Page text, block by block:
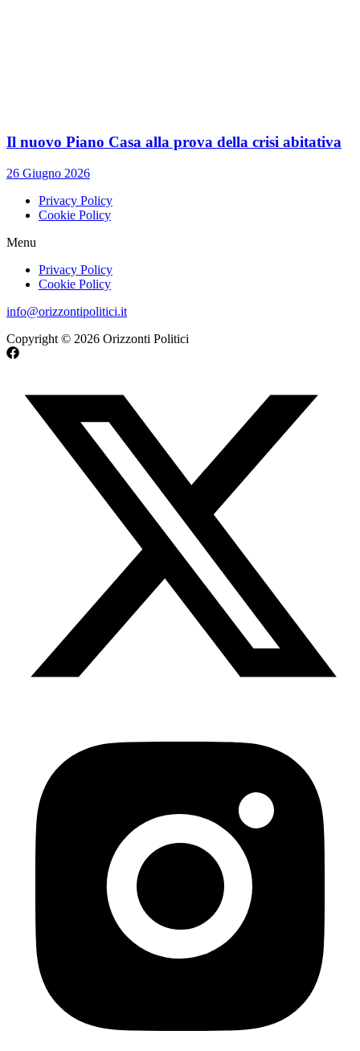
Il nuovo Piano Casa alla prova della crisi abitativa
26 Giugno 2026
Privacy Policy
Cookie Policy
Menu
Privacy Policy
Cookie Policy
info@orizzontipolitici.it
Copyright © 2026 Orizzonti Politici